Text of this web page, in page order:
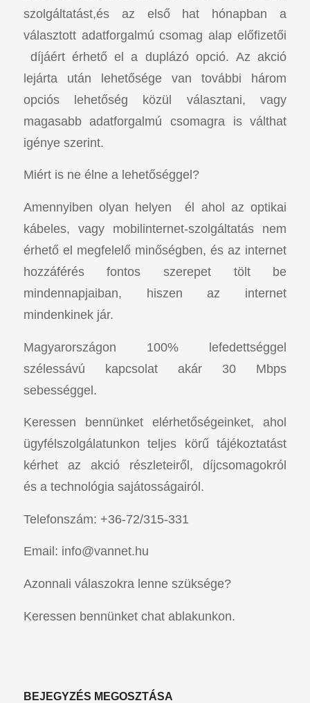
szolgáltatást,és az első hat hónapban a
választott adatforgalmú csomag alap előfizetői
díjáért érhető el a duplázó opció. Az akció
lejárta után lehetősége van további három
opciós lehetőség közül választani, vagy
magasabb adatforgalmú csomagra is válthat
igénye szerint.
Miért is ne élne a lehetőséggel?
Amennyiben olyan helyen él ahol az optikai
kábeles, vagy mobilinternet-szolgáltatás nem
érhető el megfelelő minőségben, és az internet
hozzáférés fontos szerepet tölt be
mindennapjaiban, hiszen az internet
mindenkinek jár.
Magyarországon 100% lefedettséggel
szélessávú kapcsolat akár 30 Mbps
sebességgel.
Keressen bennünket elérhetőségeinket, ahol
ügyfélszolgálatunkon teljes körű tájékoztatást
kérhet az akció részleteiről, díjcsomagokról
és a technológia sajátosságairól.
Telefonszám: +36-72/315-331
Email: info@vannet.hu
Azonnali válaszokra lenne szüksége?
Keressen bennünket chat ablakunkon.
BEJEGYZÉS MEGOSZTÁSA